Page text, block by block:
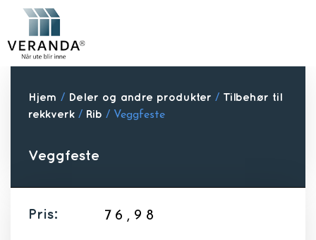
Hjem / Deler og andre produkter / Tilbehør til
rekkverk / Rib / Veggfeste
Veggfeste
Pris: 76,98